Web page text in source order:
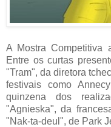
A Mostra Competitiva
Entre os curtas
"Tram", da diretora
festivais como
quinzena dos
"Agnieska", da
"Nak-ta-deul", de Park